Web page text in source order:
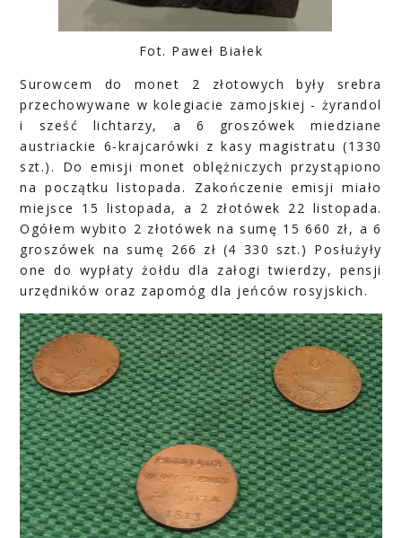
Fot. Paweł Białek
Surowcem do monet 2 złotowych były srebra
przechowywane w kolegiacie zamojskiej - żyrandol
i sześć lichtarzy, a 6 groszówek miedziane
austriackie 6-krajcarówki z kasy magistratu (1330
szt.). Do emisji monet oblężniczych przystąpiono
na początku listopada. Zakończenie emisji miało
miejsce 15 listopada, a 2 złotówek 22 listopada.
Ogółem wybito 2 złotówek na sumę 15 660 zł, a 6
groszówek na sumę 266 zł (4 330 szt.) Posłużyły
one do wypłaty żołdu dla załogi twierdzy, pensji
urzędników oraz zapomóg dla jeńców rosyjskich.